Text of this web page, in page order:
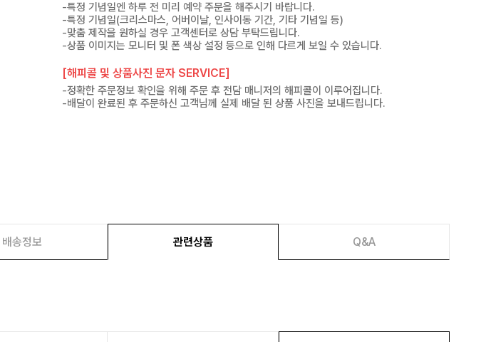
-특정 기념일엔 하루 전 미리 예약 주문을 해주시기 바랍니다.
-특정 기념일(크리스마스, 어버이날, 인사이동 기간, 기타 기념일 등)
-맞춤 제작을 원하실 경우 고객센터로 상담 부탁드립니다.
-상품 이미지는 모니터 및 폰 색상 설정 등으로 인해 다르게 보일 수 있습니다.
[해피콜 및 상품사진 문자 SERVICE]
-정확한 주문정보 확인을 위해 주문 후 전담 매니저의 해피콜이 이루어집니다.
-배달이 완료된 후 주문하신 고객님께 실제 배달 된 상품 사진을 보내드립니다.
배송정보 관련상품 Q&A